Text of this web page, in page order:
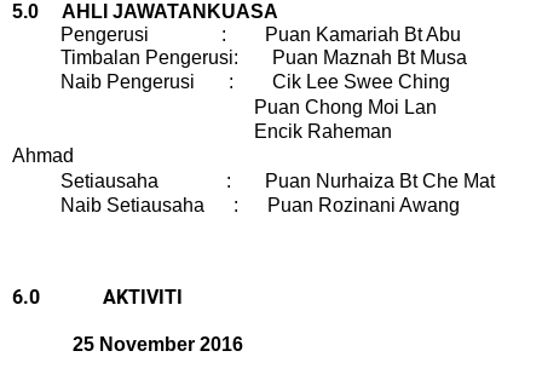
5.0 AHLI JAWATANKUASA
Pengerusi : Puan Kamariah Bt Abu
Timbalan Pengerusi: Puan Maznah Bt Musa
Naib Pengerusi : Cik Lee Swee Ching
Puan Chong Moi Lan
Encik Raheman
Ahmad
Setiausaha : Puan Nurhaiza Bt Che Mat
Naib Setiausaha : Puan Rozinani Awang
6.0 AKTIVITI
25 November 2016